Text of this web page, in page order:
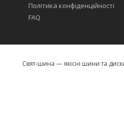
Політика конфіденційності
FAQ